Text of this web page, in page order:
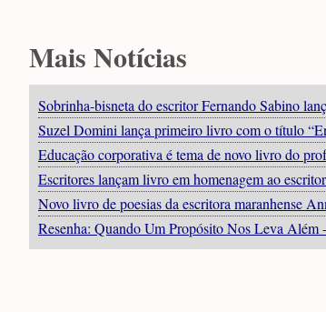
Mais Notícias
Sobrinha-bisneta do escritor Fernando Sabino
Suzel Domini lança primeiro livro com o título
Educação corporativa é tema de novo livro do
Escritores lançam livro em homenagem ao
Novo livro de poesias da escritora maranhense
Resenha: Quando Um Propósito Nos Leva Além